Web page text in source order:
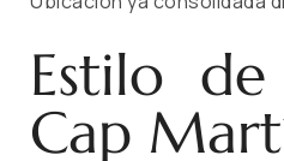
Estilo
Cap